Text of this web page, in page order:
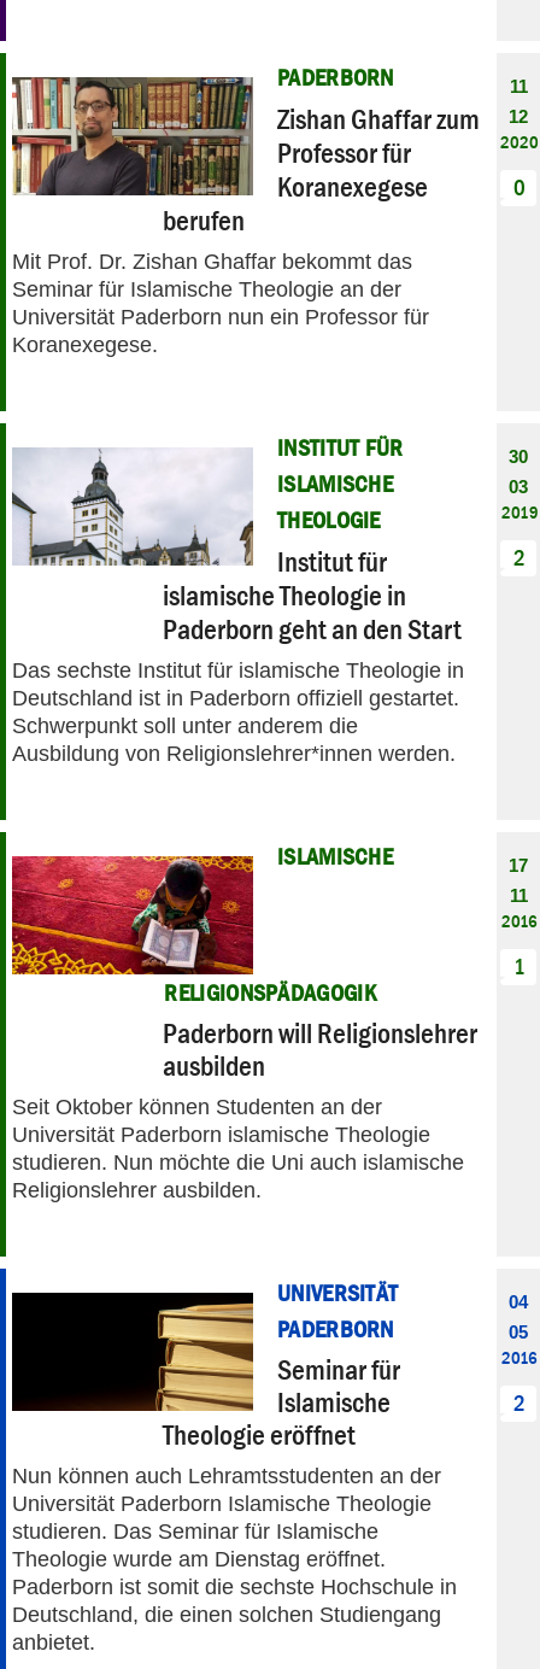
PADERBORN
Zishan Ghaffar zum
Professor für
Koranexegese
berufen
Mit Prof. Dr. Zishan Ghaffar bekommt das
Seminar für Islamische Theologie an der
Universität Paderborn nun ein Professor für
Koranexegese.
11
12
2020
0
INSTITUT FÜR
ISLAMISCHE
THEOLOGIE
Institut für
islamische Theologie in
Paderborn geht an den Start
Das sechste Institut für islamische Theologie in
Deutschland ist in Paderborn offiziell gestartet.
Schwerpunkt soll unter anderem die
Ausbildung von Religionslehrer*innen werden.
30
03
2019
2
ISLAMISCHE
RELIGIONSPÄDAGOGIK
Paderborn will Religionslehrer
ausbilden
Seit Oktober können Studenten an der
Universität Paderborn islamische Theologie
studieren. Nun möchte die Uni auch islamische
Religionslehrer ausbilden.
17
11
2016
1
UNIVERSITÄT
PADERBORN
Seminar für
Islamische
Theologie eröffnet
Nun können auch Lehramtsstudenten an der
Universität Paderborn Islamische Theologie
studieren. Das Seminar für Islamische
Theologie wurde am Dienstag eröffnet.
Paderborn ist somit die sechste Hochschule in
Deutschland, die einen solchen Studiengang
anbietet.
04
05
2016
2